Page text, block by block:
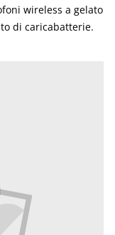
wireless a gelato
di caricabatterie.